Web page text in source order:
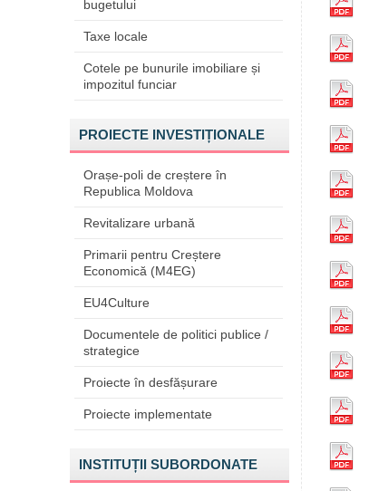
bugetului
Taxe locale
Cotele pe bunurile imobiliare și
impozitul funciar
PROIECTE INVESTIȚIONALE
Orașe-poli de creștere în
Republica Moldova
Revitalizare urbană
Primarii pentru Creștere
Economică (M4EG)
EU4Culture
Documentele de politici publice /
strategice
Proiecte în desfășurare
Proiecte implementate
INSTITUȚII SUBORDONATE